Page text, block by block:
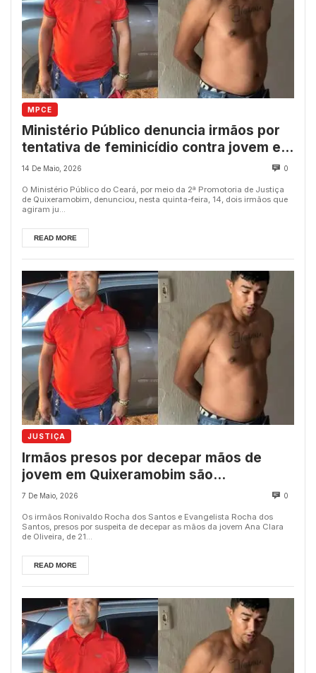
MPCE
Ministério Público denuncia irmãos por
tentativa de feminicídio contra jovem em
Quixeramobim
14 De Maio, 2026 0
O Ministério Público do Ceará, por meio da 2ª Promotoria de Justiça
de Quixeramobim, denunciou, nesta quinta-feira, 14, dois irmãos que
agiram ju...
READ MORE
JUSTIÇA
Irmãos presos por decepar mãos de
jovem em Quixeramobim são
transferidos para presídio na Região
7 De Maio, 2026 0
Os irmãos Ronivaldo Rocha dos Santos e Evangelista Rocha dos
Santos, presos por suspeita de decepar as mãos da jovem Ana Clara
de Oliveira, de 21...
READ MORE